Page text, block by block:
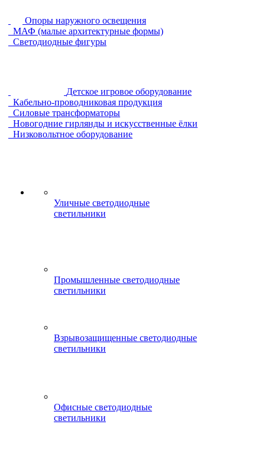
Опоры наружного освещения
МАФ (малые архитектурные формы)
Светодиодные фигуры
Детское игровое оборудование
Кабельно-проводниковая продукция
Силовые трансформаторы
Новогодние гирлянды и искусственные ёлки
Низковольтное оборудование
Уличные светодиодные
светильники
Промышленные светодиодные
светильники
Взрывозащищенные светодиодные
светильники
Офисные светодиодные
светильники